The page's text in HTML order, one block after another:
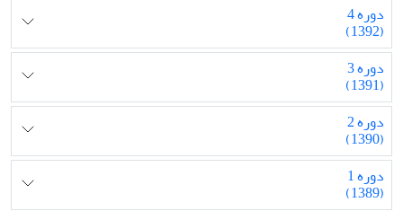
دوره 4
(1392)
دوره 3
(1391)
دوره 2
(1390)
دوره 1
(1389)